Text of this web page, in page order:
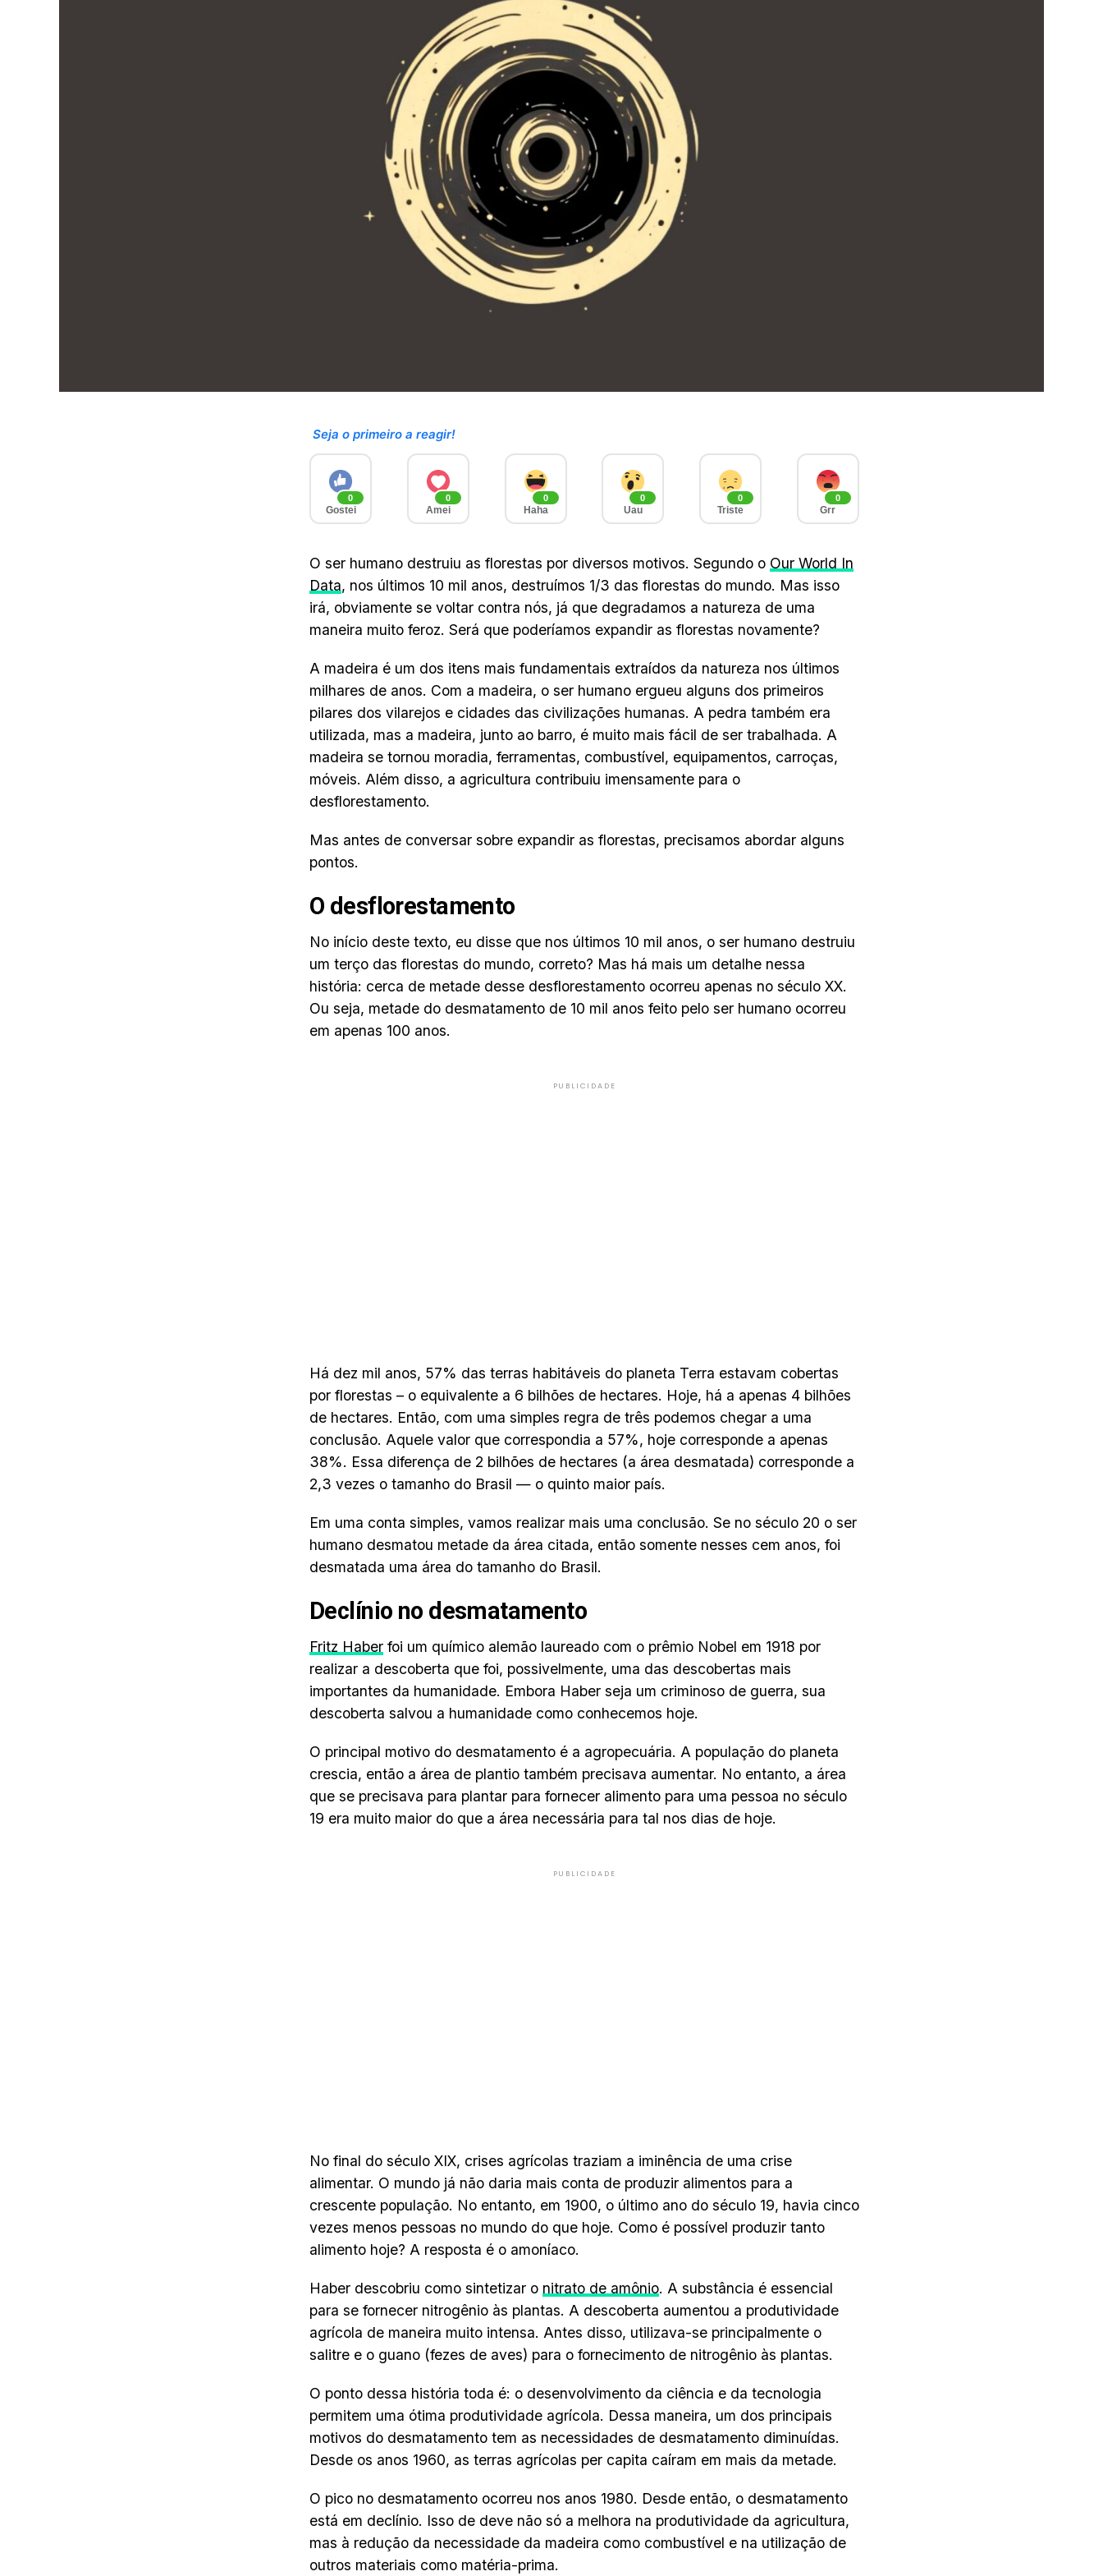
Seja o primeiro a reagir!
0
Gostei
0
Amei
0
Haha
0
Uau
0
Triste
0
Grr
O ser humano destruiu as florestas por diversos motivos. Segundo o Our World In
Data, nos últimos 10 mil anos, destruímos 1/3 das florestas do mundo. Mas isso
irá, obviamente se voltar contra nós, já que degradamos a natureza de uma
maneira muito feroz. Será que poderíamos expandir as florestas novamente?
A madeira é um dos itens mais fundamentais extraídos da natureza nos últimos
milhares de anos. Com a madeira, o ser humano ergueu alguns dos primeiros
pilares dos vilarejos e cidades das civilizações humanas. A pedra também era
utilizada, mas a madeira, junto ao barro, é muito mais fácil de ser trabalhada. A
madeira se tornou moradia, ferramentas, combustível, equipamentos, carroças,
móveis. Além disso, a agricultura contribuiu imensamente para o
desflorestamento.
Mas antes de conversar sobre expandir as florestas, precisamos abordar alguns
pontos.
O desflorestamento
No início deste texto, eu disse que nos últimos 10 mil anos, o ser humano destruiu
um terço das florestas do mundo, correto? Mas há mais um detalhe nessa
história: cerca de metade desse desflorestamento ocorreu apenas no século XX.
Ou seja, metade do desmatamento de 10 mil anos feito pelo ser humano ocorreu
em apenas 100 anos.
PUBLICIDADE
Há dez mil anos, 57% das terras habitáveis do planeta Terra estavam cobertas
por florestas – o equivalente a 6 bilhões de hectares. Hoje, há a apenas 4 bilhões
de hectares. Então, com uma simples regra de três podemos chegar a uma
conclusão. Aquele valor que correspondia a 57%, hoje corresponde a apenas
38%. Essa diferença de 2 bilhões de hectares (a área desmatada) corresponde a
2,3 vezes o tamanho do Brasil — o quinto maior país.
Em uma conta simples, vamos realizar mais uma conclusão. Se no século 20 o ser
humano desmatou metade da área citada, então somente nesses cem anos, foi
desmatada uma área do tamanho do Brasil.
Declínio no desmatamento
Fritz Haber foi um químico alemão laureado com o prêmio Nobel em 1918 por
realizar a descoberta que foi, possivelmente, uma das descobertas mais
importantes da humanidade. Embora Haber seja um criminoso de guerra, sua
descoberta salvou a humanidade como conhecemos hoje.
O principal motivo do desmatamento é a agropecuária. A população do planeta
crescia, então a área de plantio também precisava aumentar. No entanto, a área
que se precisava para plantar para fornecer alimento para uma pessoa no século
19 era muito maior do que a área necessária para tal nos dias de hoje.
PUBLICIDADE
No final do século XIX, crises agrícolas traziam a iminência de uma crise
alimentar. O mundo já não daria mais conta de produzir alimentos para a
crescente população. No entanto, em 1900, o último ano do século 19, havia cinco
vezes menos pessoas no mundo do que hoje. Como é possível produzir tanto
alimento hoje? A resposta é o amoníaco.
Haber descobriu como sintetizar o nitrato de amônio. A substância é essencial
para se fornecer nitrogênio às plantas. A descoberta aumentou a produtividade
agrícola de maneira muito intensa. Antes disso, utilizava-se principalmente o
salitre e o guano (fezes de aves) para o fornecimento de nitrogênio às plantas.
O ponto dessa história toda é: o desenvolvimento da ciência e da tecnologia
permitem uma ótima produtividade agrícola. Dessa maneira, um dos principais
motivos do desmatamento tem as necessidades de desmatamento diminuídas.
Desde os anos 1960, as terras agrícolas per capita caíram em mais da metade.
O pico no desmatamento ocorreu nos anos 1980. Desde então, o desmatamento
está em declínio. Isso de deve não só a melhora na produtividade da agricultura,
mas à redução da necessidade da madeira como combustível e na utilização de
outros materiais como matéria-prima.